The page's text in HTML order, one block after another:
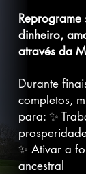
dinheiro,
através da
Durante
completos,
para: ✨
✨ Ativar a
ancestral